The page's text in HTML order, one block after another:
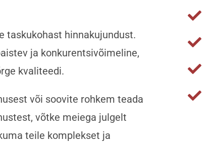
taskukohast hinnakujundust.
ja konkurentsivõimeline,
kvaliteedi.
või soovite rohkem teada
võtke meiega julgelt
teile komplekset ja